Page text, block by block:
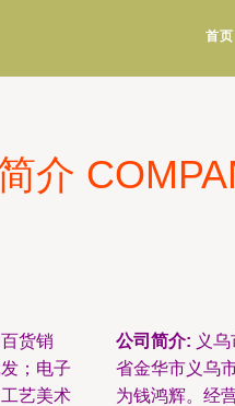
首页
介
货销
；电子
艺美术
公司简介: 义
省金华市义乌
为钱鸿辉。经